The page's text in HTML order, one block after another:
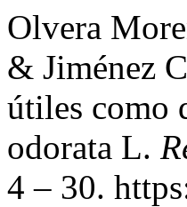
Olvera
& Jiménez
útiles como
odorata L.
4 – 30.